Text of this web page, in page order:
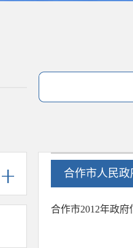
合作市人民
合作市2012年政